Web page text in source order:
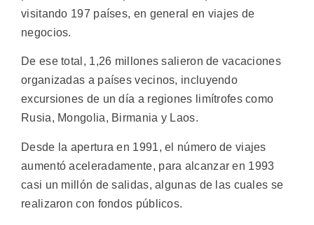
visitando 197 países, en general en viajes de
negocios.
De ese total, 1,26 millones salieron de vacaciones
organizadas a países vecinos, incluyendo
excursiones de un día a regiones limítrofes como
Rusia, Mongolia, Birmania y Laos.
Desde la apertura en 1991, el número de viajes
aumentó aceleradamente, para alcanzar en 1993
casi un millón de salidas, algunas de las cuales se
realizaron con fondos públicos.